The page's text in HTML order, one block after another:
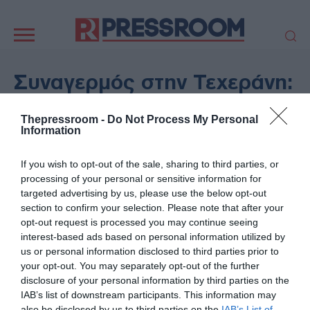
Thepressroom - Do Not Process My Personal
Information
If you wish to opt-out of the sale, sharing to third parties, or
processing of your personal or sensitive information for
targeted advertising by us, please use the below opt-out
section to confirm your selection. Please note that after your
opt-out request is processed you may continue seeing
interest-based ads based on personal information utilized by
us or personal information disclosed to third parties prior to
your opt-out. You may separately opt-out of the further
disclosure of your personal information by third parties on the
IAB’s list of downstream participants. This information may
πλοήγηση
ΠΟΛΙΤΙΚΗ
ΤΟΥΡΚΙΑ
ΟΙΚΟΝΟΜΙΑ
ΕΛΛΑΔΑ
ΕΚΚΛΗΣΙΑ
ΑΜΥΝΑ
ΔΙΕΘΝΗ
SPORTS
ΑΥΤΟΔΙΟΙΚΗΣΗ
AUTO - MOTO
ΓΑΣΤΡΟΝΟΜΙΑ
ΥΓΕΙΑ
ΤΕΧΝΟΛΟΓΙΑ
ΠΑΡΑΞΕΝΑ
ΖΩΔΙΑ
ΑΡΘΡΟΓΡΑΦΙΑ
Συναγερμός στην Τεχεράνη:
εμπορικό κέντρο – Πυκνοί
καπνοί κάλυψαν τη δυτική
πλευρά της πόλης
ΔΙΕΘΝΗ
03/02/2026 - 10:28